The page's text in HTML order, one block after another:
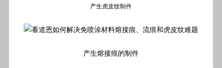
产生虎皮纹制件
产生熔接痕的制件